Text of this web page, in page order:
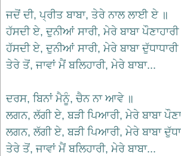
भजन
ganesh
bhajans
राम
भजन
गुरुदेव
भजन
gurudev
bhajans
ਜਦੋਂ ਦੀ, ਪ੍ਰੀਤ ਬਾਬਾ, ਤੇਰੇ ਨਾਲ ਲਾਈ ਏ ॥
ਹੱਸਦੀ ਏ, ਦੁਨੀਆਂ ਸਾਰੀ, ਮੇਰੇ ਬਾਬਾ ਪੌਣਾਹਾਰੀ
ਹੱਸਦੀ ਏ, ਦੁਨੀਆਂ ਸਾਰੀ, ਮੇਰੇ ਬਾਬਾ ਦੁੱਧਾਧਾਰੀ
ਤੇਰੇ ਤੋਂ, ਜਾਵਾਂ ਮੈਂ ਬਲਿਹਾਰੀ, ਮੇਰੇ ਬਾਬਾ...
ਦਰਸ, ਬਿਨਾਂ ਮੈਨੂੰ, ਚੈਨ ਨਾ ਆਵੇ ॥
ਲਗਨ, ਲੱਗੀ ਏ, ਬੜੀ ਪਿਆਰੀ, ਮੇਰੇ ਬਾਬਾ
ਲਗਨ, ਲੱਗੀ ਏ, ਬੜੀ ਪਿਆਰੀ, ਮੇਰੇ ਬਾਬਾ
ਤੇਰੇ ਤੋਂ, ਜਾਵਾਂ ਮੈਂ ਬਲਿਹਾਰੀ, ਮੇਰੇ ਬਾਬਾ...